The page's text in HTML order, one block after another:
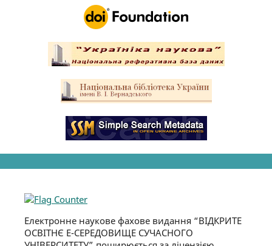
Електронне наукове фахове видання “ВІДКРИТЕ
ОСВІТНЄ Е-СЕРЕДОВИЩЕ СУЧАСНОГО